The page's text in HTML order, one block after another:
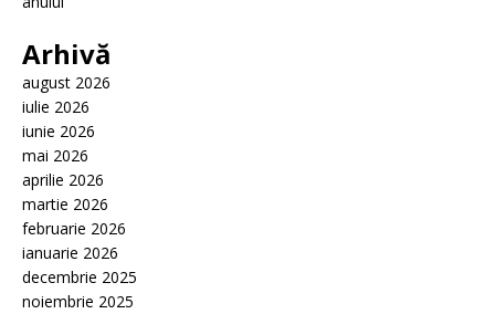
Arhivă
august 2026
iulie 2026
iunie 2026
mai 2026
aprilie 2026
martie 2026
februarie 2026
ianuarie 2026
decembrie 2025
noiembrie 2025